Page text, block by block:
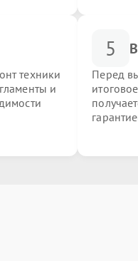
техники
и
5
Перед